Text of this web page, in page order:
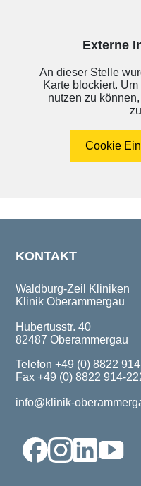
Externe
An dieser Stelle
Karte blockiert.
nutzen zu
Cookie
KONTAKT
Waldburg-Zeil Kliniken
Klinik Oberammergau
Hubertusstr. 40
82487 Oberammergau
Telefon +49 (0) 8822
Fax +49 (0) 8822 914-
info@klinik-